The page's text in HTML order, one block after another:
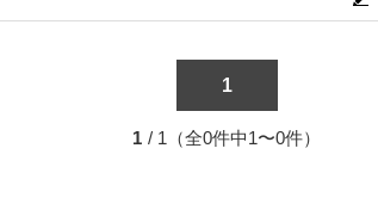
1
1 / 1（全0件中1〜0件）